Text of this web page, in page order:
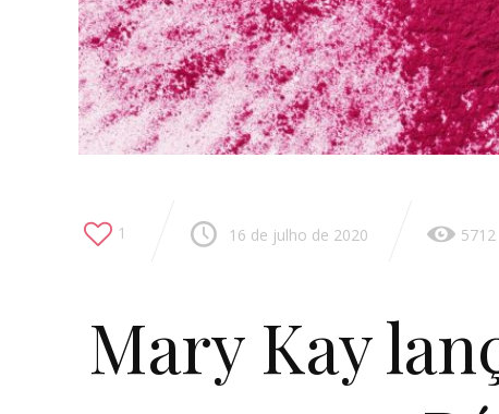
1 16 de julho de 2020 5712
Mary Kay